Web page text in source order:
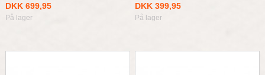
DKK 699,95
På lager
DKK 399,95
På lager